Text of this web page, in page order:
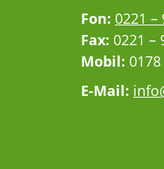
Fon: 0221 –
Fax: 0221 –
Mobil:
E-Mail: